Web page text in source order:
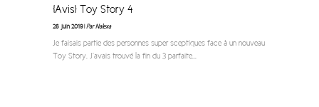
[Avis] Toy Story 4
26 juin 2019 |Par Nalexa
Je faisais partie des personnes super sceptiques face à un nouveau
Toy Story. J’avais trouvé la fin du 3 parfaite...